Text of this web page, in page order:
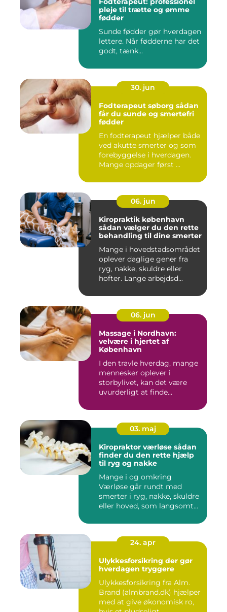
pleje til trætte og ømme
fødder
Sunde fødder gør hverdagen
lettere. Når fødderne har det
godt, tænk...
30. jun
Fodterapeut søborg sådan
får du sunde og smertefri
fødder
En fodterapeut hjælper både
ved akutte smerter og som
forebyggelse i hverdagen.
Mange opdager først ...
06. jun
Kiropraktik københavn
sådan vælger du den rette
behandling til dine smerter
Mange i hovedstadsområdet
oplever daglige gener fra
ryg, nakke, skuldre eller
hofter. Lange arbejdsd...
06. jun
Massage i Nordhavn:
velvære i hjertet af
København
I den travle hverdag, mange
mennesker oplever i
storbylivet, kan det være
uvurderligt at finde...
03. maj
Kiropraktor værløse sådan
finder du den rette hjælp
til ryg og nakke
Mange i og omkring
Værløse går rundt med
smerter i ryg, nakke, skuldre
eller hoved, som langsomt
24. apr
Ulykkesforsikring der gør
hverdagen tryggere
Ulykkesforsikring fra Alm.
Brand (almbrand.dk) hjælper
med at give økonomisk ro,